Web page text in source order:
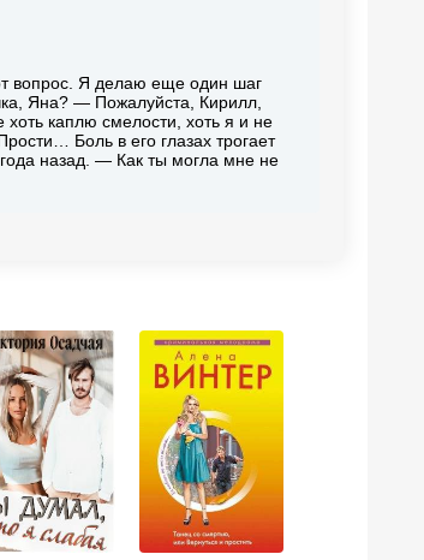
вопрос. Я делаю еще один шаг
Яна? — Пожалуйста, Кирилл,
каплю смелости, хоть я и не
Боль в его глазах трогает
назад. — Как ты могла мне не